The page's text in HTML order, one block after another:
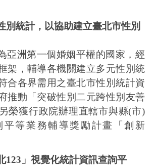
別統計，以協助建立臺北市性別
亞洲第一個婚姻平權的國家，經
架，輔導各機關建立多元性別統
合各界需用之臺北市性別統計資
推動「突破性別二元跨性別友善
榮獲行政院辦理直轄市與縣(市)
平等業務輔導獎勵計畫「創新
123 」視覺化統計資訊查詢平